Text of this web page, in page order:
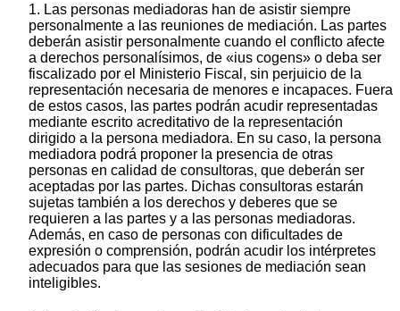
1. Las personas mediadoras han de asistir siempre
personalmente a las reuniones de mediación. Las partes
deberán asistir personalmente cuando el conflicto afecte
a derechos personalísimos, de «ius cogens» o deba ser
fiscalizado por el Ministerio Fiscal, sin perjuicio de la
representación necesaria de menores e incapaces. Fuera
de estos casos, las partes podrán acudir representadas
mediante escrito acreditativo de la representación
dirigido a la persona mediadora. En su caso, la persona
mediadora podrá proponer la presencia de otras
personas en calidad de consultoras, que deberán ser
aceptadas por las partes. Dichas consultoras estarán
sujetas también a los derechos y deberes que se
requieren a las partes y a las personas mediadoras.
Además, en caso de personas con dificultades de
expresión o comprensión, podrán acudir los intérpretes
adecuados para que las sesiones de mediación sean
inteligibles.